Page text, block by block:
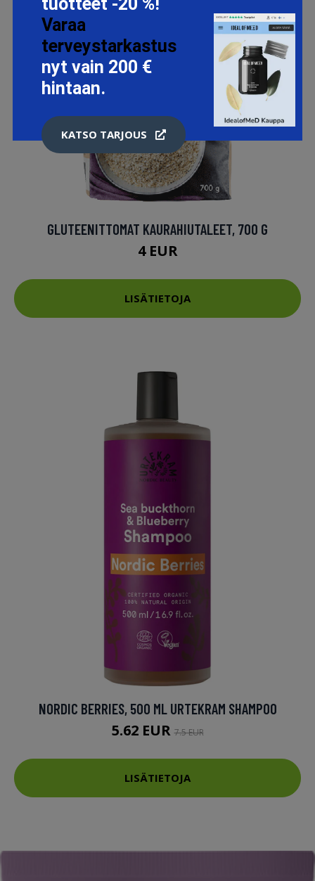
GLUTEENITTOMAT KAURAHIUTALEET, 700 G
4 EUR
LISÄTIETOJA
NORDIC BERRIES, 500 ML URTEKRAM SHAMPOO
5.62 EUR7.5 EUR
LISÄTIETOJA
Varaa
terveystarkastus
nyt vain 200 €
hintaan.
KATSO TARJOUS